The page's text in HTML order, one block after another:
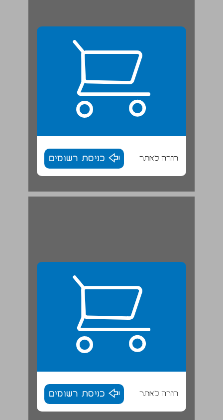
חזרה לאתר כניסת רשומים
הזדהות ... 16
חזרה לאתר כניסת רשומים